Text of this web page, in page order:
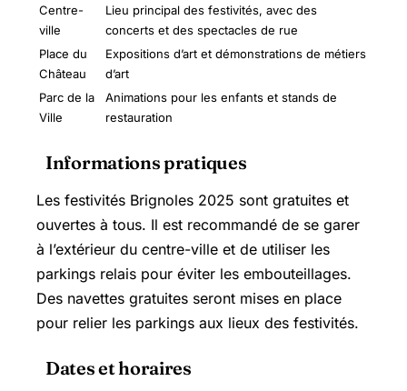
Centre-
ville
Lieu principal des festivités, avec des
concerts et des spectacles de rue
Place du
Château
Expositions d’art et démonstrations de métiers
d’art
Parc de la
Ville
Animations pour les enfants et stands de
restauration
Informations pratiques
Les festivités Brignoles 2025 sont gratuites et
ouvertes à tous. Il est recommandé de se garer
à l’extérieur du centre-ville et de utiliser les
parkings relais pour éviter les embouteillages.
Des navettes gratuites seront mises en place
pour relier les parkings aux lieux des festivités.
Dates et horaires